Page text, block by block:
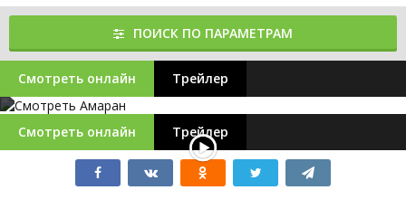
ПОИСК ПО ПАРАМЕТРАМ
Смотреть онлайн Трейлер
Смотреть онлайн Трейлер